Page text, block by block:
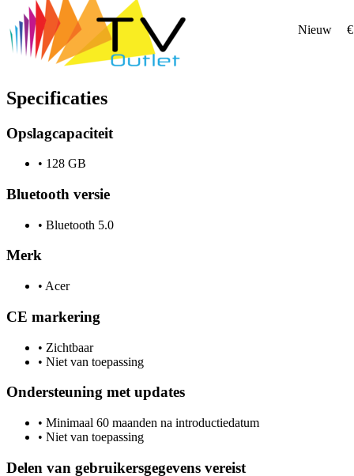
Nieuw
Specificaties
Opslagcapaciteit
• 128 GB
Bluetooth versie
• Bluetooth 5.0
Merk
• Acer
CE markering
• Zichtbaar
• Niet van toepassing
Ondersteuning met updates
• Minimaal 60 maanden na introductiedatum
• Niet van toepassing
Delen van gebruikersgegevens vereist